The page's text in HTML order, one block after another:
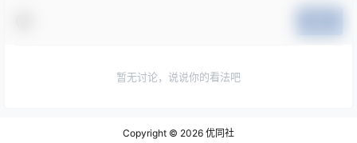
暂无讨论，说说你的看法吧
Copyright © 2026 优同社